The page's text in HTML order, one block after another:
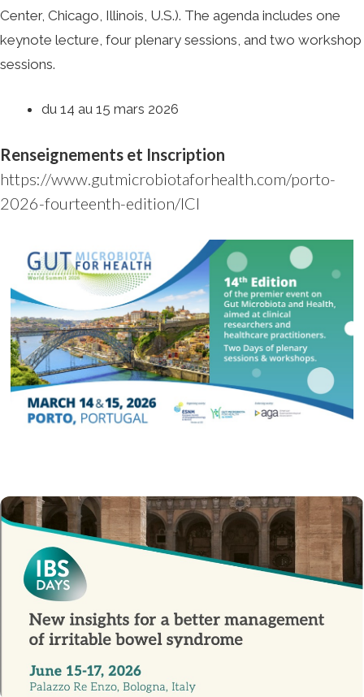
Center, Chicago, Illinois, U.S.). The agenda includes one
keynote lecture, four plenary sessions, and two workshop
sessions.
du 14 au 15 mars 2026
Renseignements et Inscription
https://www.gutmicrobiotaforhealth.com/porto-
2026-fourteenth-edition/ICI